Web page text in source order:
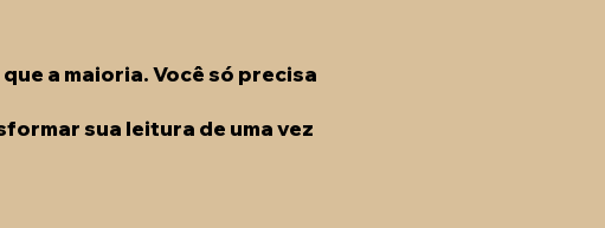
a maioria. Você só precisa
sua leitura de uma vez